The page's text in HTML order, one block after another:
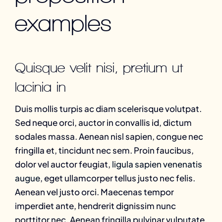
examples
Quisque velit nisi, pretium ut
lacinia in
Duis mollis turpis ac diam scelerisque volutpat.
Sed neque orci, auctor in convallis id, dictum
sodales massa. Aenean nisl sapien, congue nec
fringilla et, tincidunt nec sem. Proin faucibus,
dolor vel auctor feugiat, ligula sapien venenatis
augue, eget ullamcorper tellus justo nec felis.
Aenean vel justo orci. Maecenas tempor
imperdiet ante, hendrerit dignissim nunc
porttitor nec. Aenean fringilla pulvinar vulputate.